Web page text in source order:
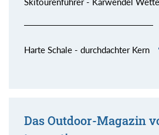
Harte Schale - durchdachter Kern
Das Outdoor-Magazin